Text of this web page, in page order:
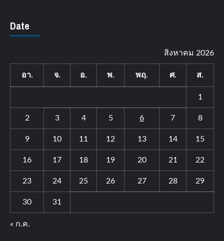
Date
สิงหาคม 2026
อา. จ. อ. พ. พฤ. ศ. ส.
1
2 3 4 5 6 7 8
9 10 11 12 13 14 15
16 17 18 19 20 21 22
23 24 25 26 27 28 29
30 31
« ก.ค.